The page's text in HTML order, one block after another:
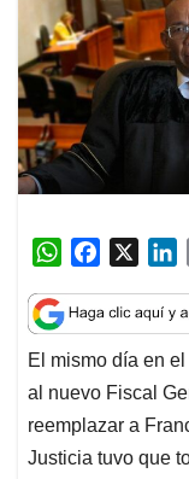
W
a
t
s
A
p
p
c
e
b
o
o
k
n
k
e
d
I
n
El mismo día en
al nuevo Fiscal
reemplazar a
Justicia tuvo que